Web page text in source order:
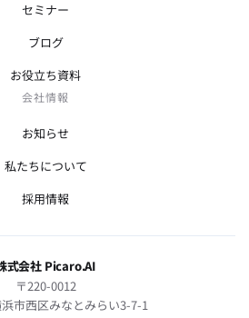
セミナー
ブログ
お役立ち資料
会社情報
お知らせ
私たちについて
採用情報
式会社 Picaro.AI
〒220-0012
市西区みなとみらい3-7-1